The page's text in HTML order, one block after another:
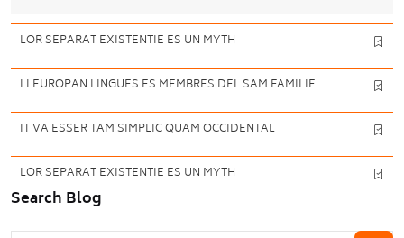
LOR SEPARAT EXISTENTIE ES UN MYTH
LI EUROPAN LINGUES ES MEMBRES DEL SAM FAMILIE
IT VA ESSER TAM SIMPLIC QUAM OCCIDENTAL
LOR SEPARAT EXISTENTIE ES UN MYTH
Search Blog